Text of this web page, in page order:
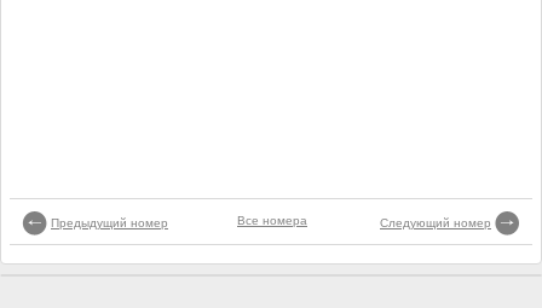
Предыдущий номер Все номера Следующий номер